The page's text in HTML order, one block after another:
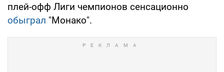
плей-офф Лиги чемпионов сенсационно
обыграл "Монако".